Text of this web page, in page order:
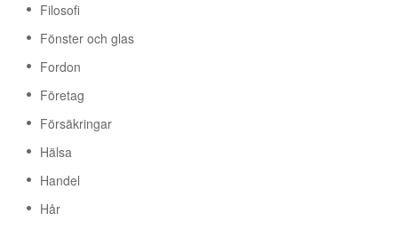
Filosofi
Fönster och glas
Fordon
Företag
Försäkringar
Hälsa
Handel
Hår